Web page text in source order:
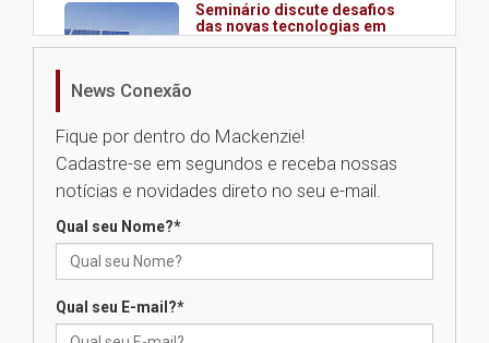
Seminário discute desafios
das novas tecnologias em
Mackenzie recepciona os
calouros do segundo semestre
de 2026
Como o Colégio Mackenzie
mesmo do Ensino Médio
News Conexão
Fique por dentro do Mackenzie!
Cadastre-se em segundos e receba nossas
notícias e novidades direto no seu e-mail.
Qual seu Nome?*
Qual seu E-mail?*